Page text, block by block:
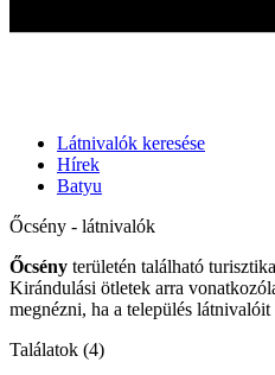
Látnivalók keresése
Hírek
Batyu
Őcsény - látnivalók
Őcsény területén található
Kirándulási ötletek arra
megnézni, ha a település
Találatok (4)